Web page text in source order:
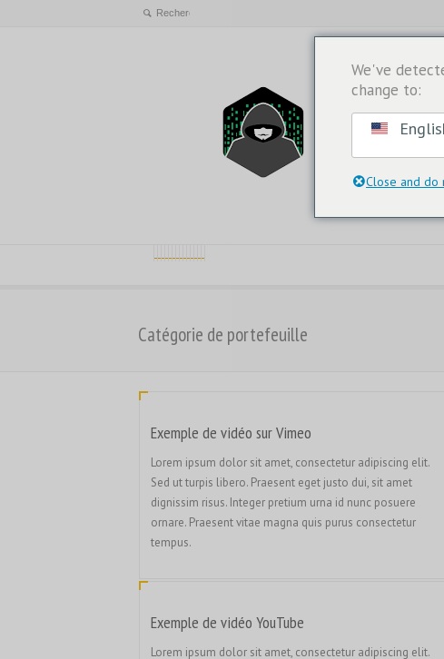
Catégorie de portefeuille
Exemple de vidéo sur Vimeo
Lorem ipsum dolor sit amet, consectetur adipiscing elit.
Sed ut turpis libero. Praesent eget justo dui, sit amet
dignissim risus. Integer pretium urna id nunc posuere
ornare. Praesent vitae magna quis purus consectetur
tempus.
Exemple de vidéo YouTube
Lorem ipsum dolor sit amet, consectetur adipiscing elit.
We've
change to:
Close and do